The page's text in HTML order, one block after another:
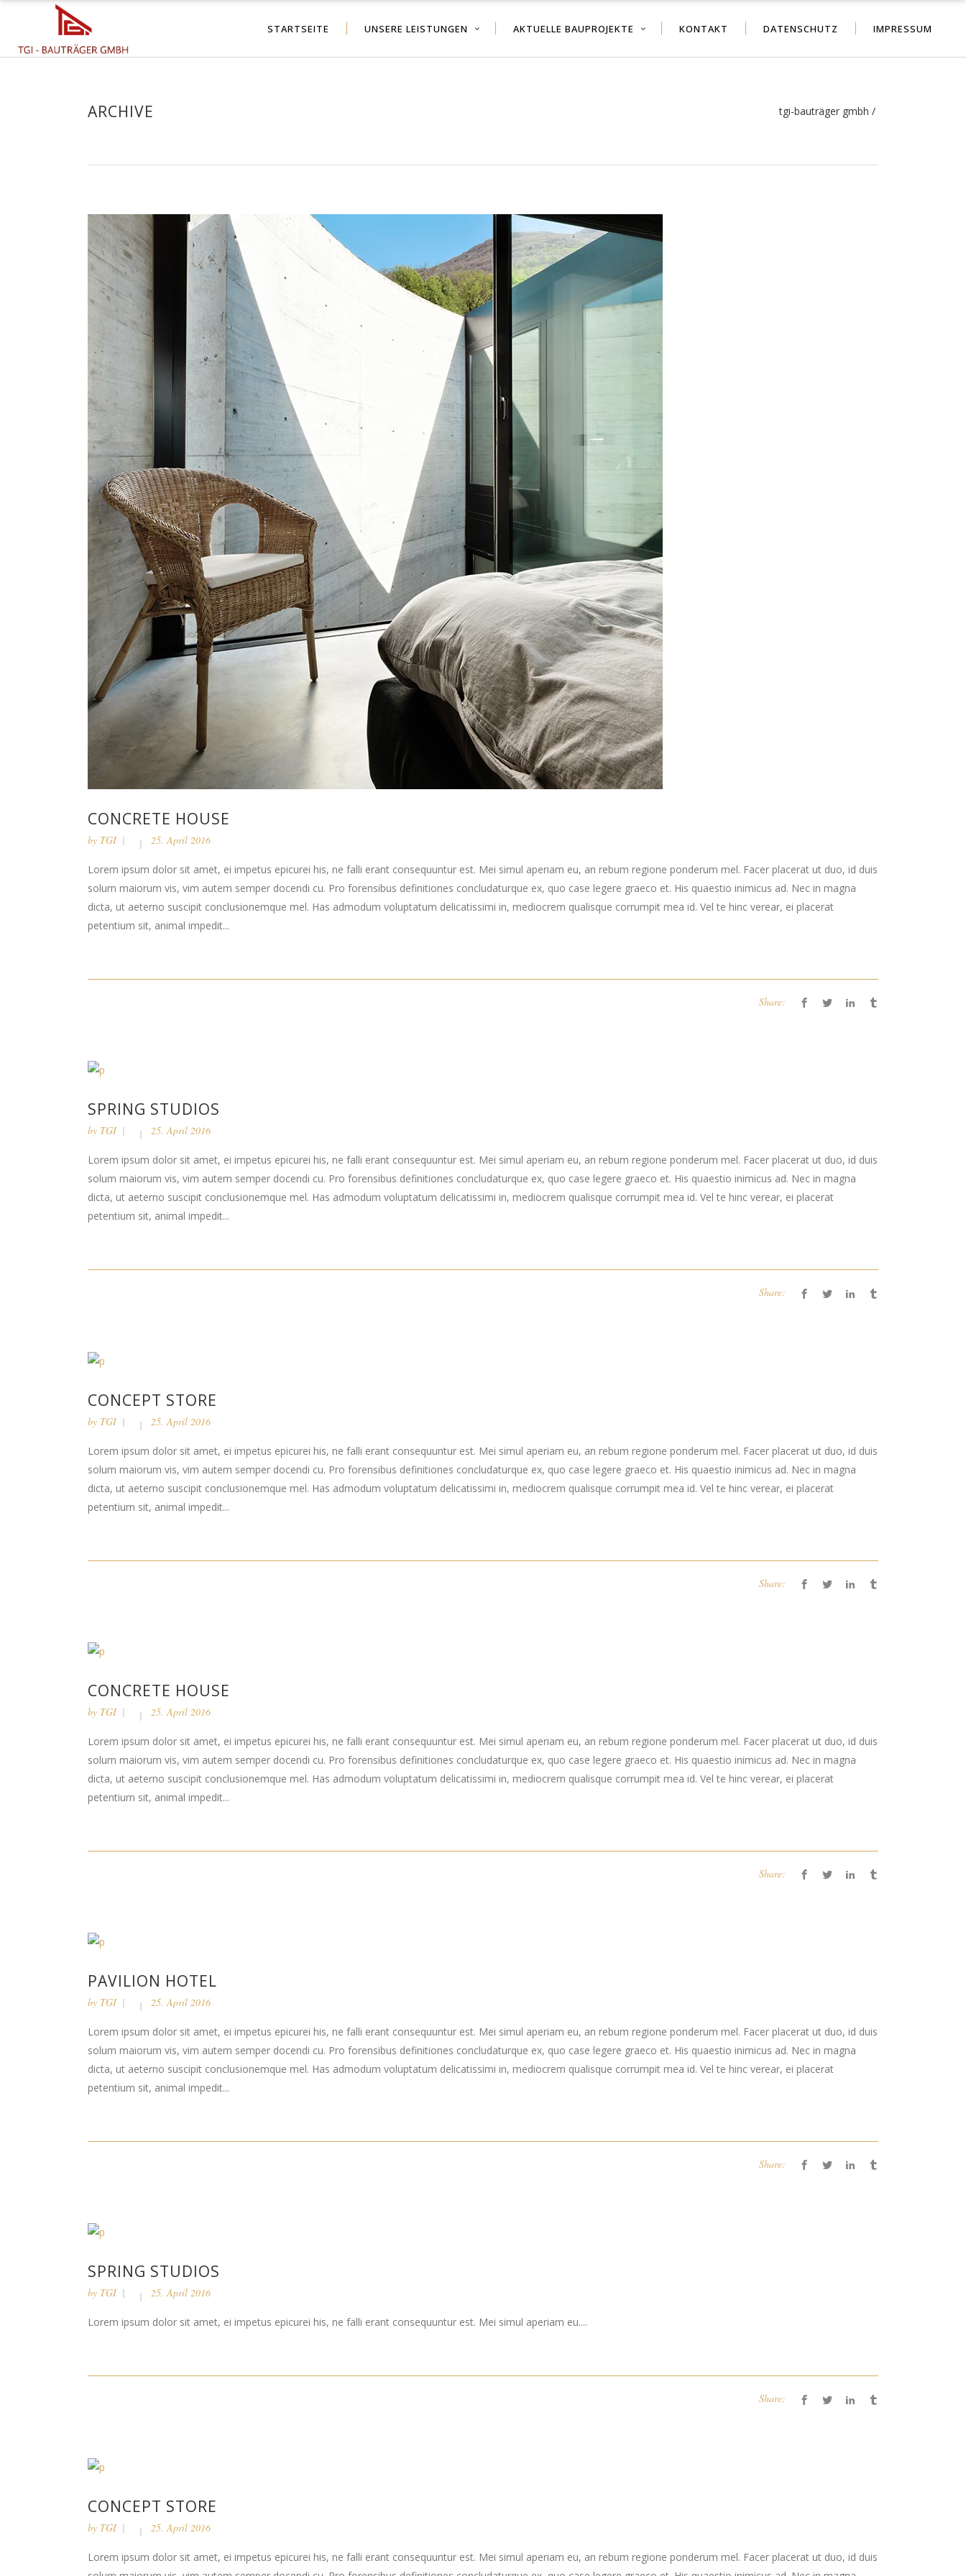
STARTSEITE UNSERE LEISTUNGEN AKTUELLE BAUPROJEKTE KONTAKT DATENSCHUTZ IMPRESSUM
ARCHIVE tgi-bauträger gmbh /
CONCRETE HOUSE
by TGI 25. April 2016
Lorem ipsum dolor sit amet, ei impetus epicurei his, ne falli erant consequuntur est. Mei simul aperiam eu, an rebum regione ponderum mel. Facer placerat ut duo, id duis
solum maiorum vis, vim autem semper docendi cu. Pro forensibus definitiones concludaturque ex, quo case legere graeco et. His quaestio inimicus ad. Nec in magna
dicta, ut aeterno suscipit conclusionemque mel. Has admodum voluptatum delicatissimi in, mediocrem qualisque corrumpit mea id. Vel te hinc verear, ei placerat
petentium sit, animal impedit...
Share:
SPRING STUDIOS
by TGI 25. April 2016
Lorem ipsum dolor sit amet, ei impetus epicurei his, ne falli erant consequuntur est. Mei simul aperiam eu, an rebum regione ponderum mel. Facer placerat ut duo, id duis
solum maiorum vis, vim autem semper docendi cu. Pro forensibus definitiones concludaturque ex, quo case legere graeco et. His quaestio inimicus ad. Nec in magna
dicta, ut aeterno suscipit conclusionemque mel. Has admodum voluptatum delicatissimi in, mediocrem qualisque corrumpit mea id. Vel te hinc verear, ei placerat
petentium sit, animal impedit...
Share:
CONCEPT STORE
by TGI 25. April 2016
Lorem ipsum dolor sit amet, ei impetus epicurei his, ne falli erant consequuntur est. Mei simul aperiam eu, an rebum regione ponderum mel. Facer placerat ut duo, id duis
solum maiorum vis, vim autem semper docendi cu. Pro forensibus definitiones concludaturque ex, quo case legere graeco et. His quaestio inimicus ad. Nec in magna
dicta, ut aeterno suscipit conclusionemque mel. Has admodum voluptatum delicatissimi in, mediocrem qualisque corrumpit mea id. Vel te hinc verear, ei placerat
petentium sit, animal impedit...
Share:
CONCRETE HOUSE
by TGI 25. April 2016
Lorem ipsum dolor sit amet, ei impetus epicurei his, ne falli erant consequuntur est. Mei simul aperiam eu, an rebum regione ponderum mel. Facer placerat ut duo, id duis
solum maiorum vis, vim autem semper docendi cu. Pro forensibus definitiones concludaturque ex, quo case legere graeco et. His quaestio inimicus ad. Nec in magna
dicta, ut aeterno suscipit conclusionemque mel. Has admodum voluptatum delicatissimi in, mediocrem qualisque corrumpit mea id. Vel te hinc verear, ei placerat
petentium sit, animal impedit...
Share:
PAVILION HOTEL
by TGI 25. April 2016
Lorem ipsum dolor sit amet, ei impetus epicurei his, ne falli erant consequuntur est. Mei simul aperiam eu, an rebum regione ponderum mel. Facer placerat ut duo, id duis
solum maiorum vis, vim autem semper docendi cu. Pro forensibus definitiones concludaturque ex, quo case legere graeco et. His quaestio inimicus ad. Nec in magna
dicta, ut aeterno suscipit conclusionemque mel. Has admodum voluptatum delicatissimi in, mediocrem qualisque corrumpit mea id. Vel te hinc verear, ei placerat
petentium sit, animal impedit...
Share:
SPRING STUDIOS
by TGI 25. April 2016
Lorem ipsum dolor sit amet, ei impetus epicurei his, ne falli erant consequuntur est. Mei simul aperiam eu....
Share:
CONCEPT STORE
by TGI 25. April 2016
Lorem ipsum dolor sit amet, ei impetus epicurei his, ne falli erant consequuntur est. Mei simul aperiam eu, an rebum regione ponderum mel. Facer placerat ut duo, id duis